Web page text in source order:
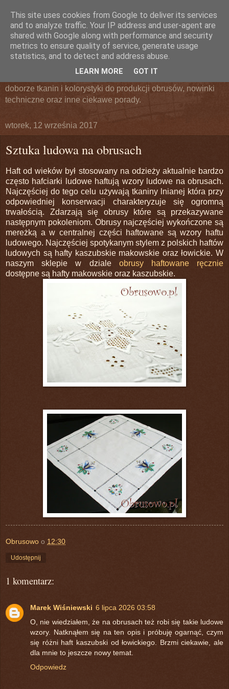
Obrusowo.pl
Blog internetowy producenta obrusów. W tym miejscu
doborze tkanin i kolorystyki do produkcji obrusów, nowinki
techniczne oraz inne ciekawe porady.
wtorek, 12 września 2017
Sztuka ludowa na obrusach
Haft od wieków był stosowany na odzieży aktualnie bardzo
często hafciarki ludowe haftują wzory ludowe na obrusach.
Najczęściej do tego celu używają tkaniny lnianej która przy
odpowiedniej konserwacji charakteryzuje się ogromną
trwałością. Zdarzają się obrusy które są przekazywane
następnym pokoleniom. Obrusy najczęściej wykończone są
mereżką a w centralnej części haftowane są wzory haftu
ludowego. Najczęściej spotykanym stylem z polskich haftów
ludowych są hafty kaszubskie makowskie oraz łowickie. W
naszym sklepie w dziale obrusy haftowane ręcznie
dostępne są hafty makowskie oraz kaszubskie.
Obrusowo o 12:30
Udostępnij
1 komentarz:
Marek Wiśniewski 6 lipca 2026 03:58
O, nie wiedziałem, że na obrusach też robi się takie ludowe
wzory. Natknąłem się na ten opis i próbuję ogarnąć, czym
się różni haft kaszubski od łowickiego. Brzmi ciekawie, ale
dla mnie to jeszcze nowy temat.
Odpowiedz
This site uses cookies from Google to deliver its services
and to analyze traffic. Your IP address and user-agent are
shared with Google along with performance and security
metrics to ensure quality of service, generate usage
statistics, and to detect and address abuse.
LEARN MORE GOT IT